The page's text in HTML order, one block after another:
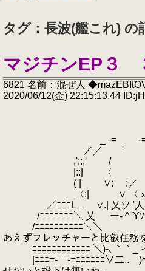
タグ：長波(艦これ) の
マジチンEP３
6821 名前：混ぜ人
2020/06/12(金) 22:15:13.44
＿ _ ,
_ -= -=ﾆ ‐-＜
／／ ' :
,'::,' /
|::| 〈
( | ∨: :
__〈:| ∨ 〈ｘｾ
／ﾆﾆﾆL _ ∨.| 乂ソ '人
/ﾆﾆﾆﾆﾆﾆﾆ＼ 乂 ー‐ ^¨Yｿ
/ﾆﾆﾆﾆﾆﾆﾆﾆﾆﾆ＼
あえずフレッチャーと比叡任務
ﾆﾆﾆﾆﾆﾆﾆﾆﾆﾆﾆﾆ ＼)‐､｀｀_
|ﾆﾆﾆ=-－-=ﾆﾆﾆﾆﾆﾆ∨二